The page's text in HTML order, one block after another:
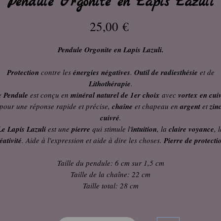
25,00 €Prix
Pendule Orgonite en Lapis Lazuli.
Protection contre lesénergies négatives. Outil de radiesthésie et de
Lithothérapie.
Pendule est conçu en minéral naturel de 1er choix avec vortex en
une réponse rapide et précise, chaîne et chapeau en argent etzinc
cuivré.
Lapis Lazuliest une pierre qui stimule l'intuition, la claire voyance,
. Aide à l'expression et aide à dire les choses. Pierre de
Taille du pendule: 6 cm sur 1,5 cm
Taille de la chaîne: 22 cm
Taille total: 28 cm